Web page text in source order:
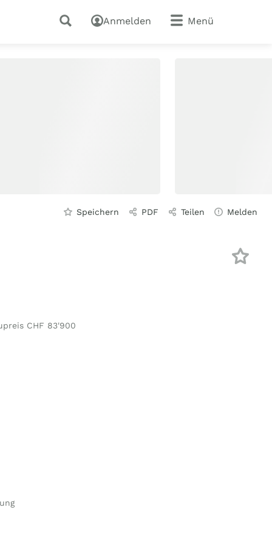
Anmelden Menü
Speichern PDF Teilen Melden
CHF 83'900